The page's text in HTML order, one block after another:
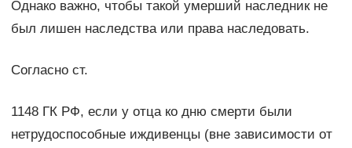
Однако важно, чтобы такой умерший наследник не
был лишен наследства или права наследовать.
Согласно ст.
1148 ГК РФ, если у отца ко дню смерти были
нетрудоспособные иждивенцы (вне зависимости от